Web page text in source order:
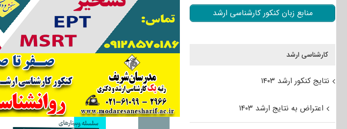
منابع زبان کنکور کارشناسی ارشد
کارشناسی ارشد
نتایج کنکور ارشد ۱۴۰۳
اعتراض به نتایج ارشد ۱۴۰۳